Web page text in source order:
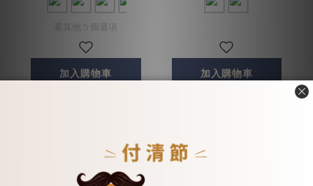
看其他 5 個選項
加入購物車 加入購物車